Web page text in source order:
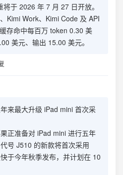
于 2026 年 7 月 27 日开放。
Kimi Work、Kimi Code 及 API
存命中每百万 token 0.30 美
美元、输出 15.00 美元。
来最大升级 iPad mini 首次采
正准备对 iPad mini 进行五年
号 J510 的新款将首次采用
于今年秋季发布，并计划在 10